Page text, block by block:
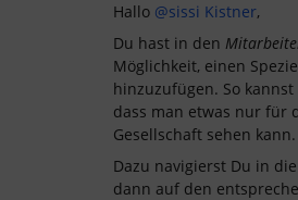
Hallo @sissi Kistner,
Du hast in den
Möglichkeit, einen
hinzuzufügen. So
dass man etwas nur für
Gesellschaft sehen kann.
Dazu navigierst Du in die
dann auf den